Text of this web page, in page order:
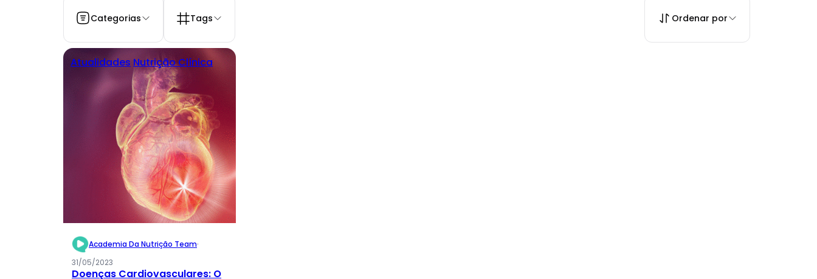
Categorias Tags Ordenar por
Atualidades Nutrição Clínica
Academia Da Nutrição Team·
31/05/2023
Doenças Cardiovasculares: O